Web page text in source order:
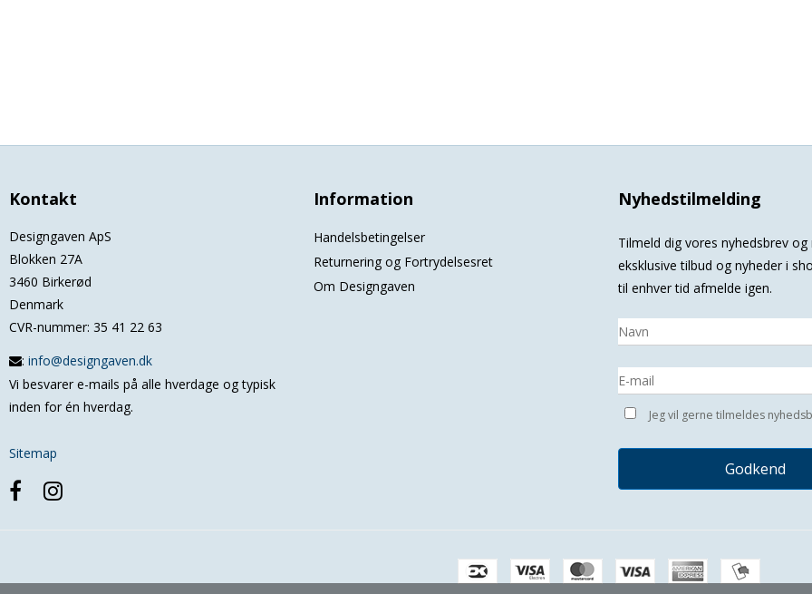
Kontakt
Designgaven ApS
Blokken 27A
3460 Birkerød
Denmark
CVR-nummer: 35 41 22 63
: info@designgaven.dk
Vi besvarer e-mails på alle hverdage og typisk
inden for én hverdag.
Sitemap
Information
Handelsbetingelser
Returnering og Fortrydelsesret
Om Designgaven
Nyhedstilmelding
Tilmeld dig vores nyhedsbrev
eksklusive tilbud og nyheder i
til enhver tid afmelde igen.
Jeg vil gerne tilmeldes
Godkend